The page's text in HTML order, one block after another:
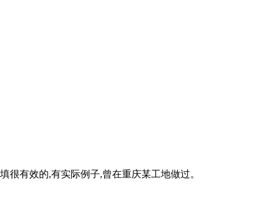
有效的,有实际例子,曾在重庆某工地做过。